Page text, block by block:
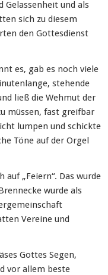
Gelassenheit und als
sich zu diesem
den Gottesdienst
es, gab es noch viele
stehende
ließ die Wehmut der
müssen, fast greifbar
lumpen und schickte
Töne auf der Orgel
auf „Feiern“. Das wurde
wurde als
Vereine und
Gottes Segen,
vor allem beste